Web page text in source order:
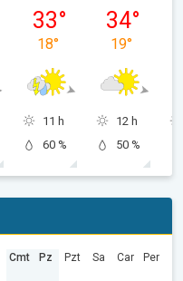
33°
18°
11 h
60 %
34°
19°
12 h
50 %
Cmt Pz Pzt Sa Car Per